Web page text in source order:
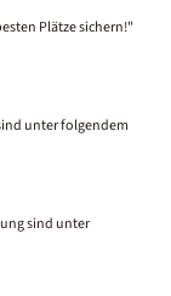
Plätze sichern!"
unter folgendem
sind unter